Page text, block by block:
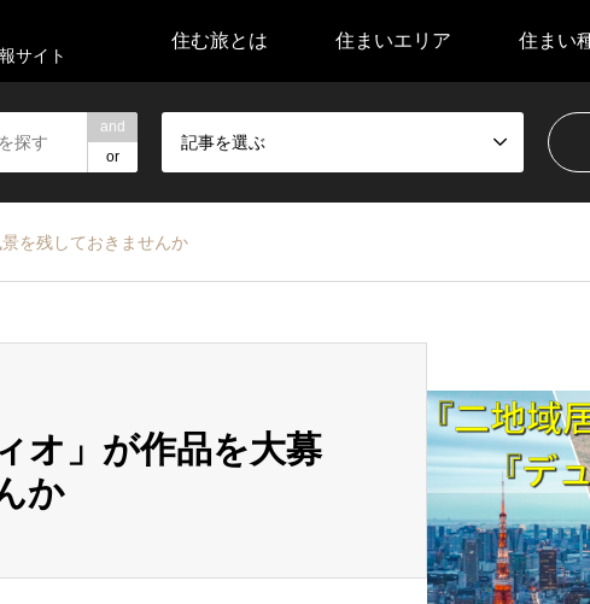
サイト
住む旅とは 住まいエリア 住まい
and
or
記事を選ぶ
を残しておきませんか
オ」が作品を大募
か